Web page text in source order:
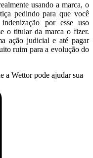
usando a marca, o
pedindo para que você
por esse uso
o titular da marca o fizer.
ação judicial e até pagar
ruim para a evolução do
a Wettor pode ajudar sua